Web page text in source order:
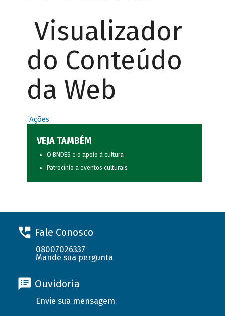
Visualizador
do Conteúdo
da Web
Ações
VEJA TAMBÉM
O BNDES e o apoio à cultura
Patrocínio a eventos culturais
Fale Conosco
08007026337
Mande sua pergunta
Ouvidoria
Envie sua mensagem